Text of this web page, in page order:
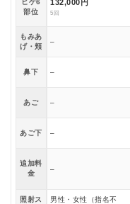
部位
132,000円
5回
もみあ
げ・頬
–
鼻下 –
あご –
あご下 –
追加料
金
–
照射ス
男性・女性（指名不